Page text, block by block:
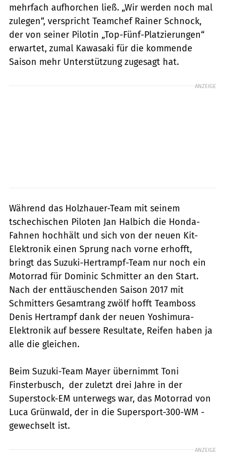
mehrfach aufhorchen ließ. „Wir werden noch mal
zulegen“, verspricht Teamchef Rainer Schnock,
der von seiner Pilotin „Top-Fünf-Platzierungen“
erwartet, zumal Kawasaki für die kommende
Saison mehr Unterstützung zugesagt hat.
ANZEIGE
Während das Holzhauer-Team mit seinem
tschechischen Piloten Jan Halbich die Honda-
Fahnen hochhält und sich von der neuen Kit-
Elektronik einen Sprung nach vorne erhofft,
bringt das Suzuki-Hertrampf-Team nur noch ein
Motorrad für Dominic Schmitter an den Start.
Nach der enttäuschenden Saison 2017 mit
Schmitters Gesamtrang zwölf hofft Teamboss
Denis Hertrampf dank der neuen Yoshimura-
Elektronik auf bessere Resultate, Reifen haben ja
alle die gleichen.
Beim Suzuki-Team Mayer übernimmt Toni
Finsterbusch, der ­zuletzt drei Jahre in der
Superstock-EM unterwegs war, das ­Motorrad von
Luca Grünwald, der in die Supersport-300-WM ­
gewechselt ist.
ANZEIGE